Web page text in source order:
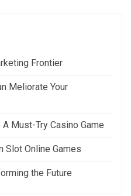
Frontier
Meliorate Your
Must-Try Casino Game
Slot Online Games
the Future